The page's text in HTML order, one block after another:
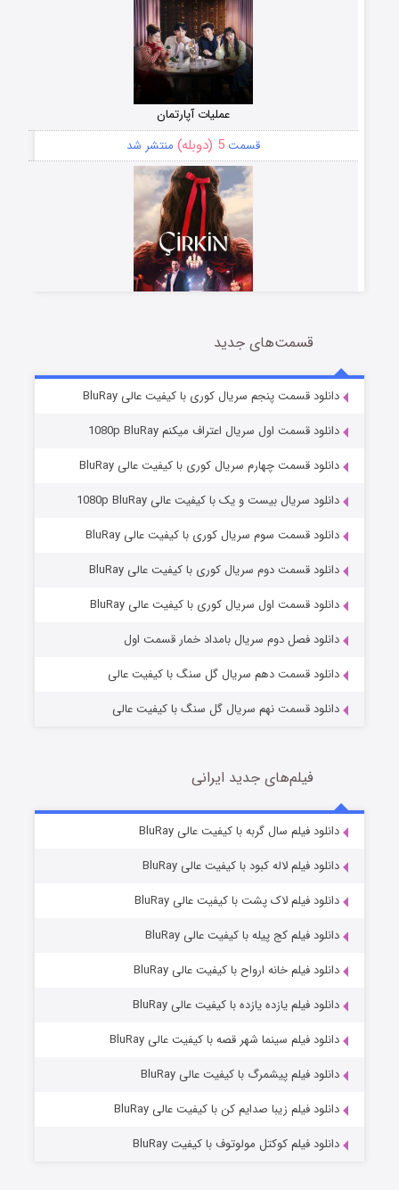
عملیات آپارتمان
قسمت5 (دوبله) منتشر شد
سریال زشت
قسمت2 (زیرنویس) منتشر شد
مردگان متحرک: شهر مرده ۳
قسمت2 (زیرنویس) منتشر شد
قسمت7 (زیرنویس) منتشر شد
قسمت‌های جدید
دانلود قسمت پنجم سریال کوری با کیفیت عالی BluRay
دانلود قسمت اول سریال اعتراف میکنم 1080p BluRay
دانلود قسمت چهارم سریال کوری با کیفیت عالی BluRay
دانلود سریال بیست و یک با کیفیت عالی 1080p BluRay
دانلود قسمت سوم سریال کوری با کیفیت عالی BluRay
دانلود قسمت دوم سریال کوری با کیفیت عالی BluRay
دانلود قسمت اول سریال کوری با کیفیت عالی BluRay
دانلود فصل دوم سریال بامداد خمار قسمت اول
دانلود قسمت دهم سریال گل سنگ با کیفیت عالی
دانلود قسمت نهم سریال گل سنگ با کیفیت عالی
فیلم‌های جدید ایرانی
دانلود فیلم سال گربه با کیفیت عالی BluRay
دانلود فیلم لاله کبود با کیفیت عالی BluRay
دانلود فیلم لاک پشت با کیفیت عالی BluRay
دانلود فیلم کج‌ پیله با کیفیت عالی BluRay
دانلود فیلم خانه ارواح با کیفیت عالی BluRay
دانلود فیلم یازده یازده با کیفیت عالی BluRay
دانلود فیلم سینما شهر قصه با کیفیت عالی BluRay
دانلود فیلم پیشمرگ با کیفیت عالی BluRay
دانلود فیلم زیبا صدایم کن با کیفیت عالی BluRay
دانلود فیلم کوکتل مولوتوف با کیفیت BluRay